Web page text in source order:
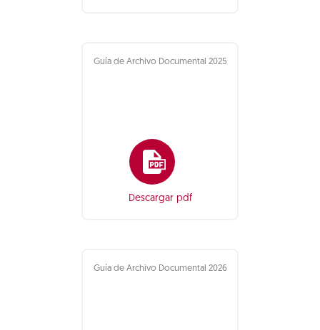
Guía de Archivo Documental 2025
Descargar pdf
Guía de Archivo Documental 2026